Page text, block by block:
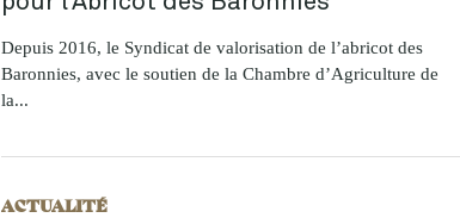
Depuis 2016, le Syndicat de valorisation de l’abricot des
Baronnies, avec le soutien de la Chambre d’Agriculture de
la...
ACTUALITÉ